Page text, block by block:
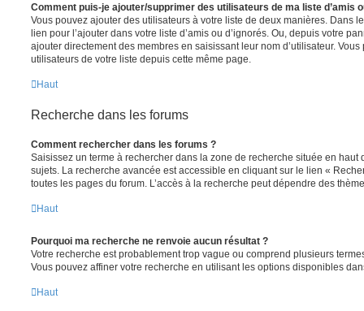
Comment puis-je ajouter/supprimer des utilisateurs de ma liste d’amis
Vous pouvez ajouter des utilisateurs à votre liste de deux manières. Dans
lien pour l’ajouter dans votre liste d’amis ou d’ignorés. Ou, depuis votre
ajouter directement des membres en saisissant leur nom d’utilisateur.
utilisateurs de votre liste depuis cette même page.
Haut
Recherche dans les forums
Comment rechercher dans les forums ?
Saisissez un terme à rechercher dans la zone de recherche située en haut
sujets. La recherche avancée est accessible en cliquant sur le lien «
toutes les pages du forum. L’accès à la recherche peut dépendre des
Haut
Pourquoi ma recherche ne renvoie aucun résultat ?
Votre recherche est probablement trop vague ou comprend plusieurs
Vous pouvez affiner votre recherche en utilisant les options disponibles
Haut